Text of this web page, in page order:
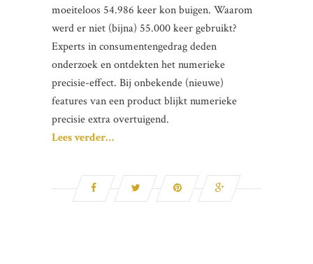
moeiteloos 54.986 keer kon buigen. Waarom
werd er niet (bijna) 55.000 keer gebruikt?
Experts in consumentengedrag deden
onderzoek en ontdekten het numerieke
precisie-effect. Bij onbekende (nieuwe)
features van een product blijkt numerieke
precisie extra overtuigend.
Lees verder…